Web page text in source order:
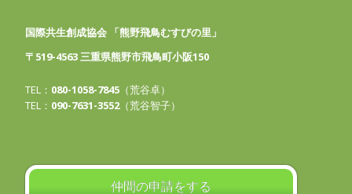
国際共生創成協会 「熊野飛鳥むすびの里」
〒519-4563 三重県熊野市飛鳥町小阪150
TEL： 080-1058-7845 （荒谷卓）
TEL： 090-7631-3552（荒谷智子）
仲間の申請をする